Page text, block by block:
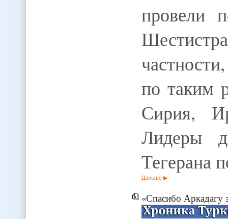
провели
по таким
Сирия,
Лидеры
Тегерана
Дальше
«Спасибо Аркадагу